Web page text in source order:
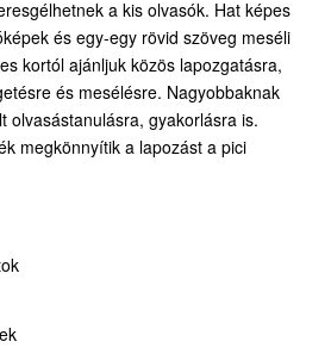
a kis olvasók. Hat képes
és egy-egy rövid szöveg meséli
kortól ajánljuk közös lapozgatásra,
és mesélésre. Nagyobbaknak
olvasástanulásra, gyakorlásra is.
megkönnyítik a lapozást a pici